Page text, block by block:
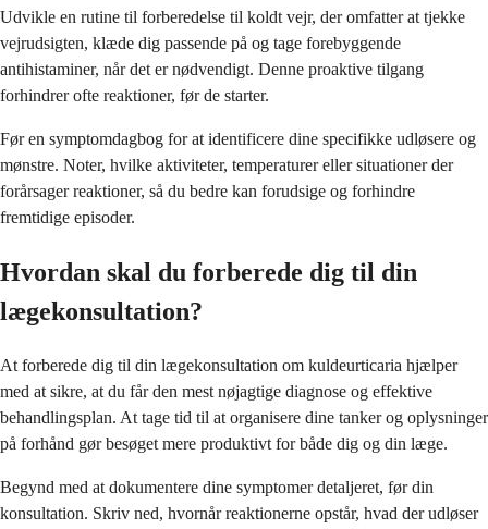
Udvikle en rutine til forberedelse til koldt vejr, der omfatter at tjekke
vejrudsigten, klæde dig passende på og tage forebyggende
antihistaminer, når det er nødvendigt. Denne proaktive tilgang
forhindrer ofte reaktioner, før de starter.
Før en symptomdagbog for at identificere dine specifikke udløsere og
mønstre. Noter, hvilke aktiviteter, temperaturer eller situationer der
forårsager reaktioner, så du bedre kan forudsige og forhindre
fremtidige episoder.
Hvordan skal du forberede dig til din
lægekonsultation?
At forberede dig til din lægekonsultation om kuldeurticaria hjælper
med at sikre, at du får den mest nøjagtige diagnose og effektive
behandlingsplan. At tage tid til at organisere dine tanker og oplysninger
på forhånd gør besøget mere produktivt for både dig og din læge.
Begynd med at dokumentere dine symptomer detaljeret, før din
konsultation. Skriv ned, hvornår reaktionerne opstår, hvad der udløser